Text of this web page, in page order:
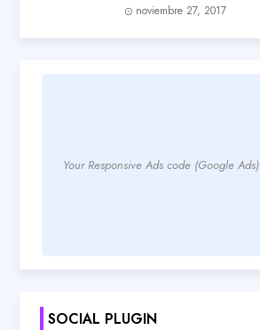
noviembre 27, 2017
Your Responsive Ads code (Google Ads)
SOCIAL PLUGIN